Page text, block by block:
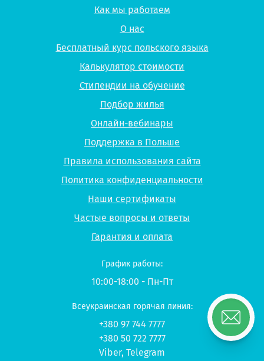
Как мы работаем
О нас
Бесплатный курс польского языка
Калькулятор стоимости
Стипендии на обучение
Подбор жилья
Онлайн-вебинары
Поддержка в Польше
Правила использования сайта
Политика конфиденциальности
Наши сертификаты
Частые вопросы и ответы
Гарантия и оплата
График работы:
10:00-18:00 - Пн-Пт
Всеукраинская горячая линия:
+380 97 744 7777
+380 50 722 7777
Viber, Telegram